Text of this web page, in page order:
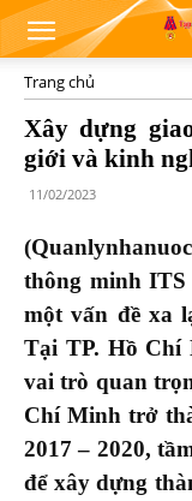
Trang chủ
Xây dựng
giới và kinh
11/02/2023
thông minh
một vấn đề xa
Tại TP. Hồ Chí
vai trò quan
Chí Minh trở
2017 – 2020,
để xây dựng